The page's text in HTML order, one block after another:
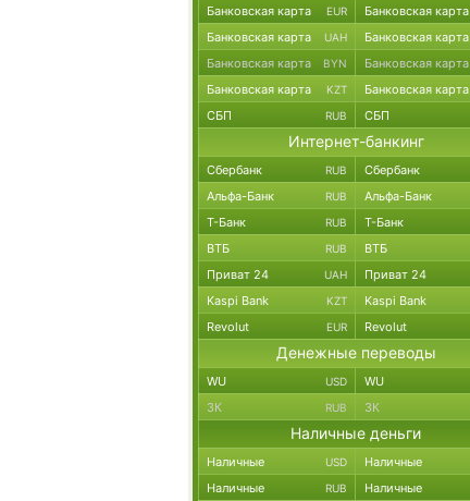
Банковская карта EUR Банковская карта
Банковская карта UAH Банковская карта
Банковская карта BYN Банковская карта
Банковская карта KZT Банковская карта
СБП RUB СБП
Интернет-банкинг
Сбербанк RUB Сбербанк
Альфа-Банк RUB Альфа-Банк
Т-Банк RUB Т-Банк
ВТБ RUB ВТБ
Приват 24 UAH Приват 24
Kaspi Bank KZT Kaspi Bank
Revolut EUR Revolut
Денежные переводы
WU USD WU
ЗК RUB ЗК
Наличные деньги
Наличные USD Наличные
Наличные RUB Наличные